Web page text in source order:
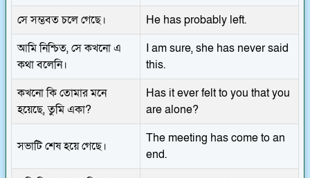
সে সম্ভবত চলে গেছে।
He has probably left.
আমি নিশ্চিত, সে কখনো এ
কথা বলেনি।
I am sure, she has never said
this.
কখনো কি তোমার মনে
হয়েছে, তুমি একা?
Has it ever felt to you that you
are alone?
সভাটি শেষ হয়ে গেছে।
The meeting has come to an
end.